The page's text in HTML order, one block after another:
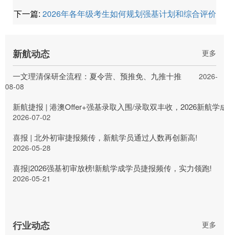
下一篇: 2026年各年级考生如何规划强基计划和综合评价
新航动态 更多
一文理清保研全流程：夏令营、预推免、九推十推
2026-
08-08
新航捷报 | 港澳Offer+强基录取入围/录取双丰收，2026新航学
2026-07-02
喜报 | 北外初审捷报频传，新航学员通过人数再创新高!
2026-05-28
喜报|2026强基初审放榜!新航学成学员捷报频传，实力领跑!
2026-05-21
行业动态 更多